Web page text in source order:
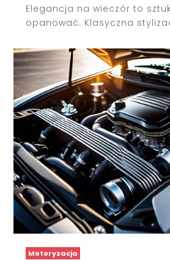
Elegancja na wieczór to
opanować. Klasyczna
Motoryzacja